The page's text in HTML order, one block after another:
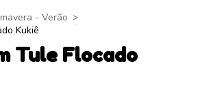
- Verão >
Kukiê
Tule Flocado